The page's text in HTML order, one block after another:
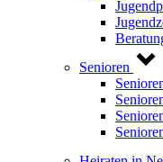
Senioren